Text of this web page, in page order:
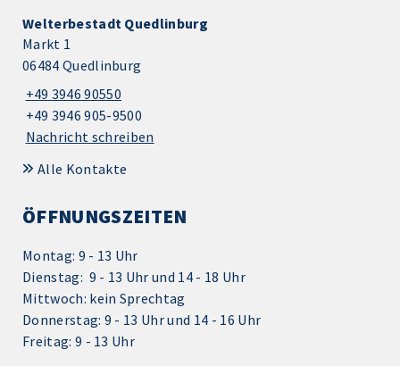
Welterbestadt Quedlinburg
Markt 1
06484 Quedlinburg
+49 3946 90550
+49 3946 905-9500
Nachricht schreiben
Alle Kontakte
ÖFFNUNGSZEITEN
Montag: 9 - 13 Uhr
Dienstag: 9 - 13 Uhr und 14 - 18 Uhr
Mittwoch: kein Sprechtag
Donnerstag: 9 - 13 Uhr und 14 - 16 Uhr
Freitag: 9 - 13 Uhr